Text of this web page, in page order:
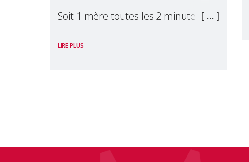
Soit 1 mère toutes les 2 minutes.
LIRE PLUS